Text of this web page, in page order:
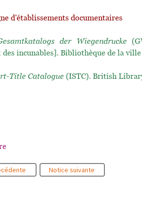
d'établissements documentaires
der Wiegendrucke
des incunables]. Bibliothèque de la
Title Catalogue (ISTC). British
Notice suivante